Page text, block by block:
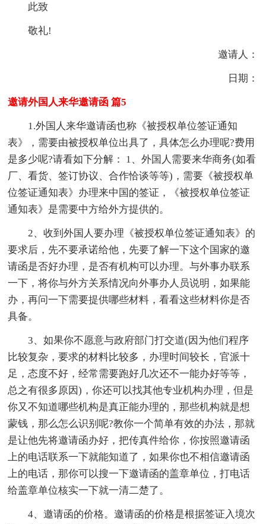
此致
敬礼!
邀请人：
日期：
邀请外国人来华邀请函 篇5
1.外国人来华邀请函也称《被授权单位签证通知
表》，需要由被授权单位出具了，具体怎么办理呢?费用
是多少呢?请看如下分解： 1、外国人需要来华商务(如看
厂、看货、签订协议、合作恰谈等等)，需要《被授权单
位签证通知表》办理来中国的签证，《被授权单位签证
通知表》是需要中方给外方提供的。
2、收到外国人要办理《被授权单位签证通知表》的
要求后，先不要承诺给他，先要了解一下这个国家的邀
请函是否好办理，是否有机构可以办理。与外事办联系
一下，将你与外方关系情况向外事办人员说明，如果能
办，再问一下需要提供哪些材料，看看这些材料你是否
具备。
3、如果你不愿意与政府部门打交道(因为他们程序
比较复杂，要求的材料比较多，办理时间较长，官派十
足，态度不好，经常需要跑好几次还不一能办好等等，
总之有很多原因)，你还可以找其他专业机构办理，但是
你又不知道哪些机构是真正能办理的，那些机构就是想
蒙钱，那么怎么识别呢?教你一个简单有效的办法，那就
是让他先将邀请函办好，把传真件给你，你按照邀请函
上的电话联系一下就能知道了，如果你也不相信邀请函
上的电话，那你可以搜一下邀请函的盖章单位，打电话
给盖章单位核实一下就一清二楚了。
4、邀请函的价格。邀请函的价格是根据签证入境次